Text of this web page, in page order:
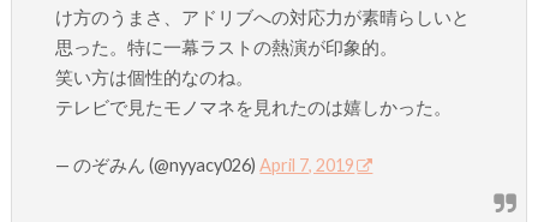
け方のうまさ、アドリブへの対応力が素晴らしいと
思った。特に一幕ラストの熱演が印象的。
笑い方は個性的なのね。
テレビで見たモノマネを見れたのは嬉しかった。
— のぞみん (@nyyacy026)April 7, 2019